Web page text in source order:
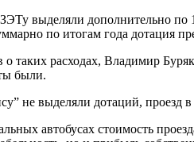
выделяли дополнительно по
по итогам года дотация
о таких расходах, Владимир
были.
не выделяли дотаций, проезд
автобусах стоимость